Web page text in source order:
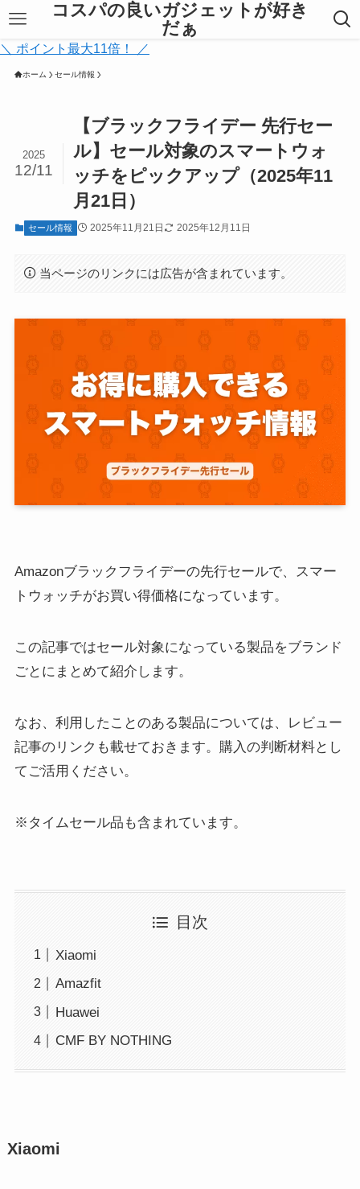
コスパの良いガジェットが好き
だぁ
＼ ポイント最大11倍！ ／
ホーム セール情報
【ブラックフライデー 先行セー
ル】セール対象のスマートウォ
ッチをピックアップ（2025年11
月21日）
2025
12/11
セール情報 2025年11月21日 2025年12月11日
当ページのリンクには広告が含まれています。
Amazonブラックフライデーの先行セールで、スマー
トウォッチがお買い得価格になっています。
この記事ではセール対象になっている製品をブランド
ごとにまとめて紹介します。
なお、利用したことのある製品については、レビュー
記事のリンクも載せておきます。購入の判断材料とし
てご活用ください。
※タイムセール品も含まれています。
目次
Xiaomi
Amazfit
Huawei
CMF BY NOTHING
Xiaomi